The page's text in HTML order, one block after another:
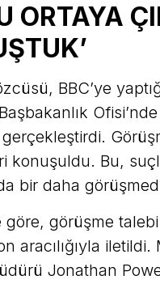
ORTAYA
BBC’ye
konuşuldu. Bu,
bir daha
göre, görüşme talebi
aracılığıyla
Jonathan